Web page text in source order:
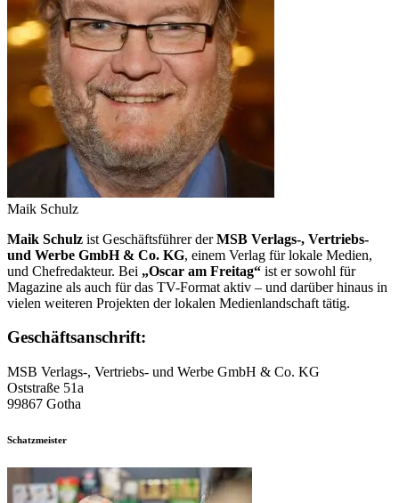
Maik Schulz
Maik Schulz ist Geschäftsführer derMSB Verlags-, Vertriebs-
und Werbe GmbH & Co. KG, einem Verlag für lokale Medien,
und Chefredakteur. Bei „Oscar am Freitag“ ist er sowohl für
Magazine als auch für das TV-Format aktiv – und darüber hinaus in
vielen weiteren Projekten der lokalen Medienlandschaft tätig.
Geschäftsanschrift:
MSB Verlags-, Vertriebs- und Werbe GmbH & Co. KG
Oststraße 51a
99867 Gotha
Schatzmeister